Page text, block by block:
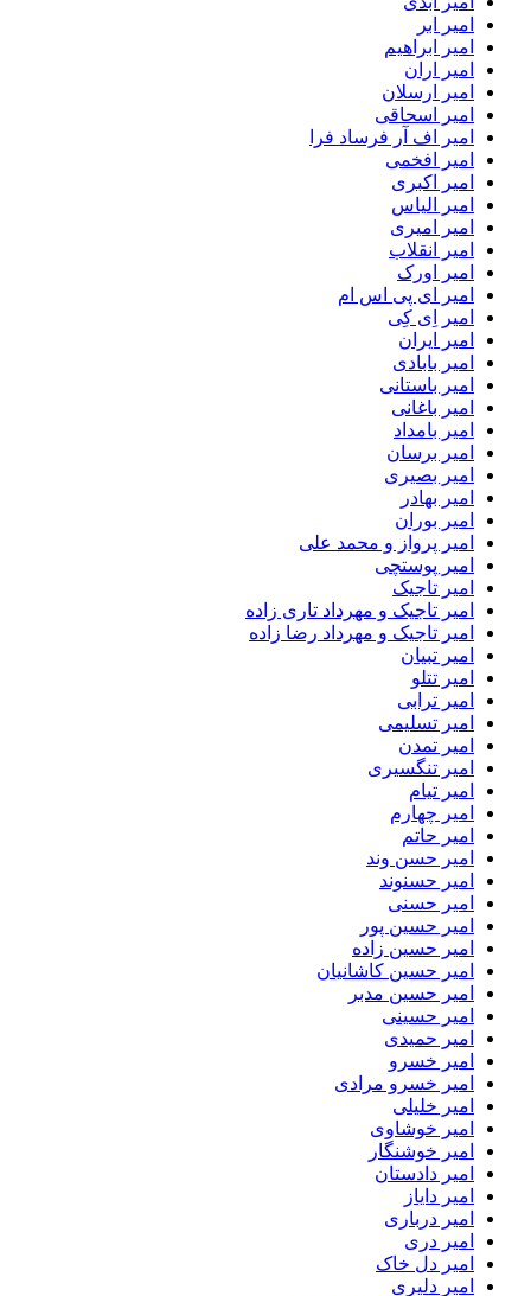
امیر ابر
امیر ابراهیم
امیر اران
امیر ارسلان
امیر اسحاقی
امیر اف آر فرساد فرا
امیر افخمی
امیر اکبری
امیر الیاس
امیر امیری
امیر انقلاب
امیر اورک
امیر ای پی اس ام
امیر اِی کِی
امیر ایران
امیر بابادی
امیر باستانی
امیر باغانی
امیر بامداد
امیر برسان
امیر بصیری
امیر بهادر
امیر بوران
امیر پرواز و محمد علی
امیر پوستچی
امیر تاجیک
امیر تاجیک و مهرداد تاری زاده
امیر تاجیک و مهرداد رضا زاده
امیر تبیان
امیر تتلو
امیر ترابی
امیر تسلیمی
امیر تمدن
امیر تنگسیری
امیر تیام
امیر چهارم
امیر حاتم
امیر حسن وند
امیر حسنوند
امیر حسنی
امیر حسین پور
امیر حسین زاده
امیر حسین کاشانیان
امیر حسین مدبر
امیر حسینی
امیر حمیدی
امیر خسرو
امیر خسرو مرادی
امیر خلیلی
امیر خوشاوی
امیر خوشنگار
امیر دادستان
امیر دایاز
امیر درباری
امیر دری
امیر دل خاک
امیر دلیری